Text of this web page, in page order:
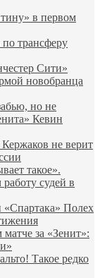
в первом
по трансферу
Сити»
новобранца
но не
Кевин
не верит
такое».
судей в
Полех
за «Зенит»:
Такое редко